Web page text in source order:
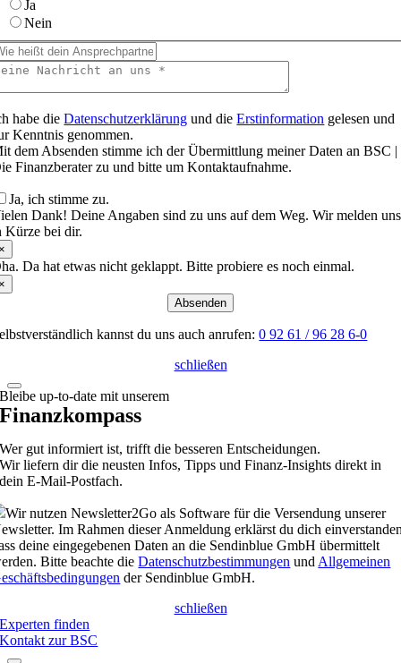
Ja
Nein
habe dieDatenschutzerklärung und dieErstinformation gelesen und
Kenntnis genommen.
dem Absenden stimme ich der Übermittlung meiner Daten an BSC |
Finanzberater zu und bitte um Kontaktaufnahme.
Ja, ich stimme zu.
Dank! Deine Angaben sind zu uns auf dem Weg. Wir melden uns
Kürze bei dir.
Da hat etwas nicht geklappt. Bitte probiere es noch einmal.
Absenden
kannst du uns auch anrufen:0 92 61 / 96 28 6-0
schließen
Bleibe up-to-date mit unserem
Finanzkompass
Wer gut informiert ist, trifft die besseren Entscheidungen.
Wir liefern dir die neusten Infos, Tipps und Finanz-Insights direkt in
dein E-Mail-Postfach.
Wir nutzen Newsletter2Go als Software für die Versendung unserer
Im Rahmen dieser Anmeldung erklärst du dich
deine eingegebenen Daten an die Sendinblue GmbH übermittelt
Bitte beachte dieDatenschutzbestimmungen und Allgemeinen
der Sendinblue GmbH.
schließen
Experten finden
Kontakt zur BSC